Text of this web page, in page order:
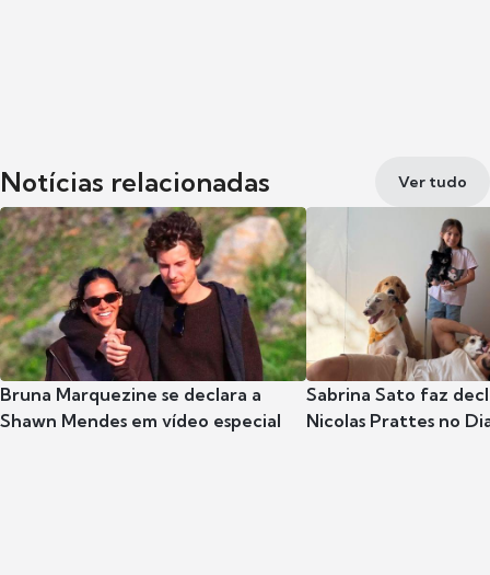
Notícias relacionadas Ver tudo
Bruna Marquezine se declara a
Shawn Mendes em vídeo especial
Sabrina Sato faz
Nicolas Prattes no